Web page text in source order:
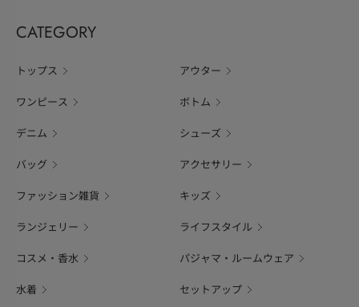
CATEGORY
トップス アウター
ワンピース ボトム
デニム シューズ
バッグ アクセサリー
ファッション雑貨 キッズ
ランジェリー ライフスタイル
コスメ・香水 パジャマ・ルームウェア
水着 セットアップ